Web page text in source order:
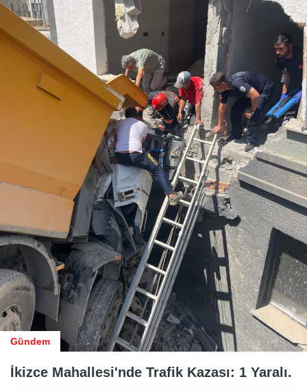
Gündem
İkizce Mahallesi'nde Trafik Kazası: 1 Yaralı.